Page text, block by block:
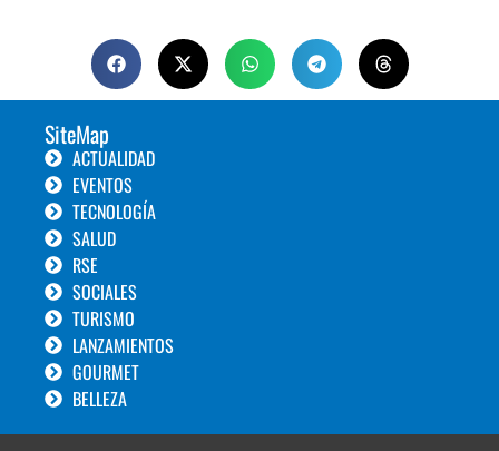
SiteMap
ACTUALIDAD
EVENTOS
TECNOLOGÍA
SALUD
RSE
SOCIALES
TURISMO
LANZAMIENTOS
GOURMET
BELLEZA